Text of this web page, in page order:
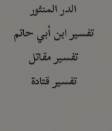
الدر المنثور
تفسير ابن أبي حاتم
تفسير مقاتل
تفسير قتادة